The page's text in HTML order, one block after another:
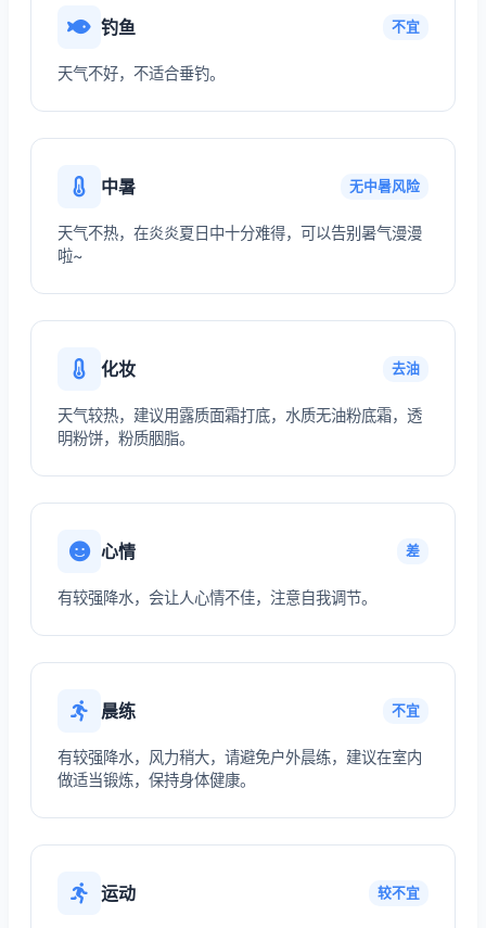
钓鱼 不宜
天气不好，不适合垂钓。
中暑 无中暑风险
天气不热，在炎炎夏日中十分难得，可以告别暑气漫漫
啦~
化妆 去油
天气较热，建议用露质面霜打底，水质无油粉底霜，透
明粉饼，粉质胭脂。
心情 差
有较强降水，会让人心情不佳，注意自我调节。
晨练 不宜
有较强降水，风力稍大，请避免户外晨练，建议在室内
做适当锻炼，保持身体健康。
运动 较不宜